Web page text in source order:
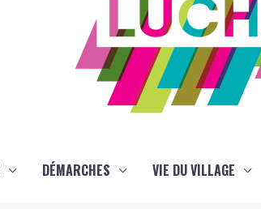
DÉMARCHES VIE DU VILLAGE